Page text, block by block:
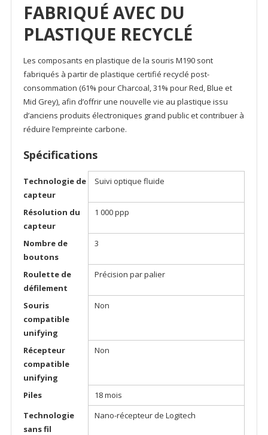
FABRIQUÉ AVEC DU
PLASTIQUE RECYCLÉ
Les composants en plastique de la souris M190 sont
fabriqués à partir de plastique certifié recyclé post-
consommation (61% pour Charcoal, 31% pour Red, Blue et
Mid Grey), afin d’offrir une nouvelle vie au plastique issu
d’anciens produits électroniques grand public et contribuer à
réduire l’empreinte carbone.
Spécifications
Technologie de
capteur
Suivi optique fluide
Résolution du
capteur
1 000 ppp
Nombre de
boutons
3
Roulette de
défilement
Précision par palier
Souris
compatible
unifying
Non
Récepteur
compatible
unifying
Non
Piles
18 mois
Technologie
sans fil
Nano-récepteur de Logitech